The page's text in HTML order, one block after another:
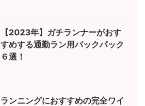
【2023年】ガチランナーがおす
すめする通勤ラン用バックパック
６選！
ランニングにおすすめの完全ワイ